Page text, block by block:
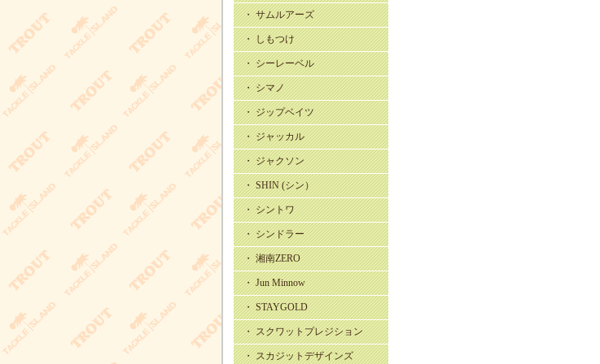
・ サムルアーズ
・ しもつけ
・ シーレーベル
・ シマノ
・ ジップベイツ
・ ジャッカル
・ ジャクソン
・ SHIN (シン）
・ シントワ
・ シンドラー
・ 湘南ZERO
・ Jun Minnow
・ STAYGOLD
・ スクワットプレジション
・ スカジットデザインズ